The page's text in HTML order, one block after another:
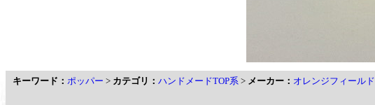
キーワード： ポッパー > カテゴリ： ハンドメードTOP系 > メーカー： オレンジフィールド